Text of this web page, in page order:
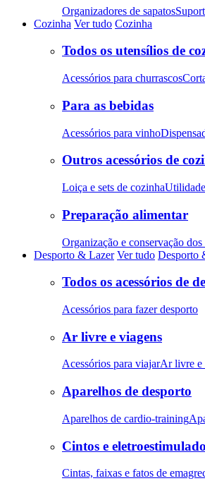
Organizadores de sapatos
Cozinha Ver tudo Cozinha
Todos os utensílios de
Acessórios para churrascos
Para as bebidas
Acessórios para vinho
Outros acessórios de
Loiça e sets de cozinha
Preparação alimentar
Organização e conservação
Desporto & Lazer Ver tudo Desporto
Todos os acessórios de
Acessórios para fazer desporto
Ar livre e viagens
Acessórios para viajarAr livre e
Aparelhos de desporto
Aparelhos de cardio-training
Cintos e
Cintas, faixas e fatos de